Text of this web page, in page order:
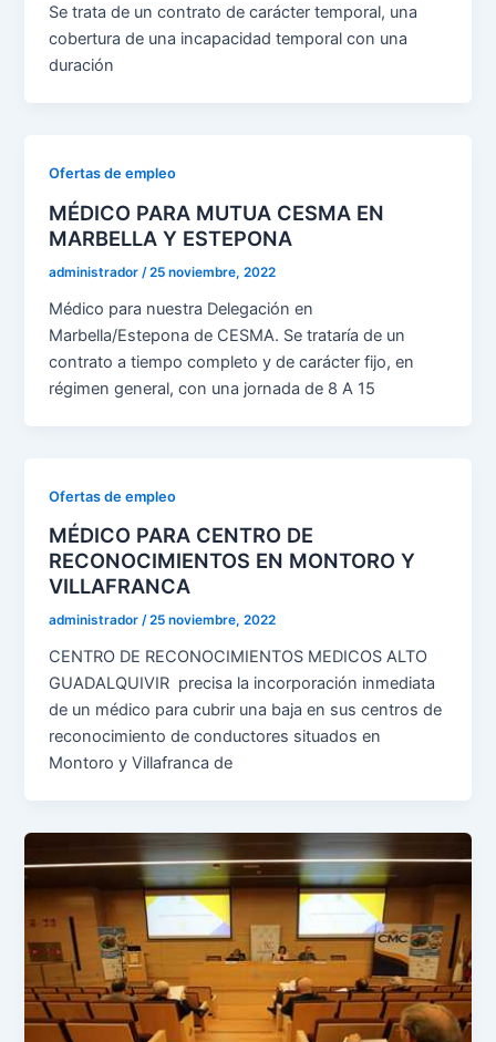
Se trata de un contrato de carácter temporal, una
cobertura de una incapacidad temporal con una
duración
Ofertas de empleo
MÉDICO PARA MUTUA CESMA EN
MARBELLA Y ESTEPONA
administrador/25 noviembre, 2022
Médico para nuestra Delegación en
Marbella/Estepona de CESMA. Se trataría de un
contrato a tiempo completo y de carácter fijo, en
régimen general, con una jornada de 8 A 15
Ofertas de empleo
MÉDICO PARA CENTRO DE
RECONOCIMIENTOS EN MONTORO Y
VILLAFRANCA
administrador/25 noviembre, 2022
CENTRO DE RECONOCIMIENTOS MEDICOS ALTO
GUADALQUIVIR precisa la incorporación inmediata
de un médico para cubrir una baja en sus centros de
reconocimiento de conductores situados en
Montoro y Villafranca de